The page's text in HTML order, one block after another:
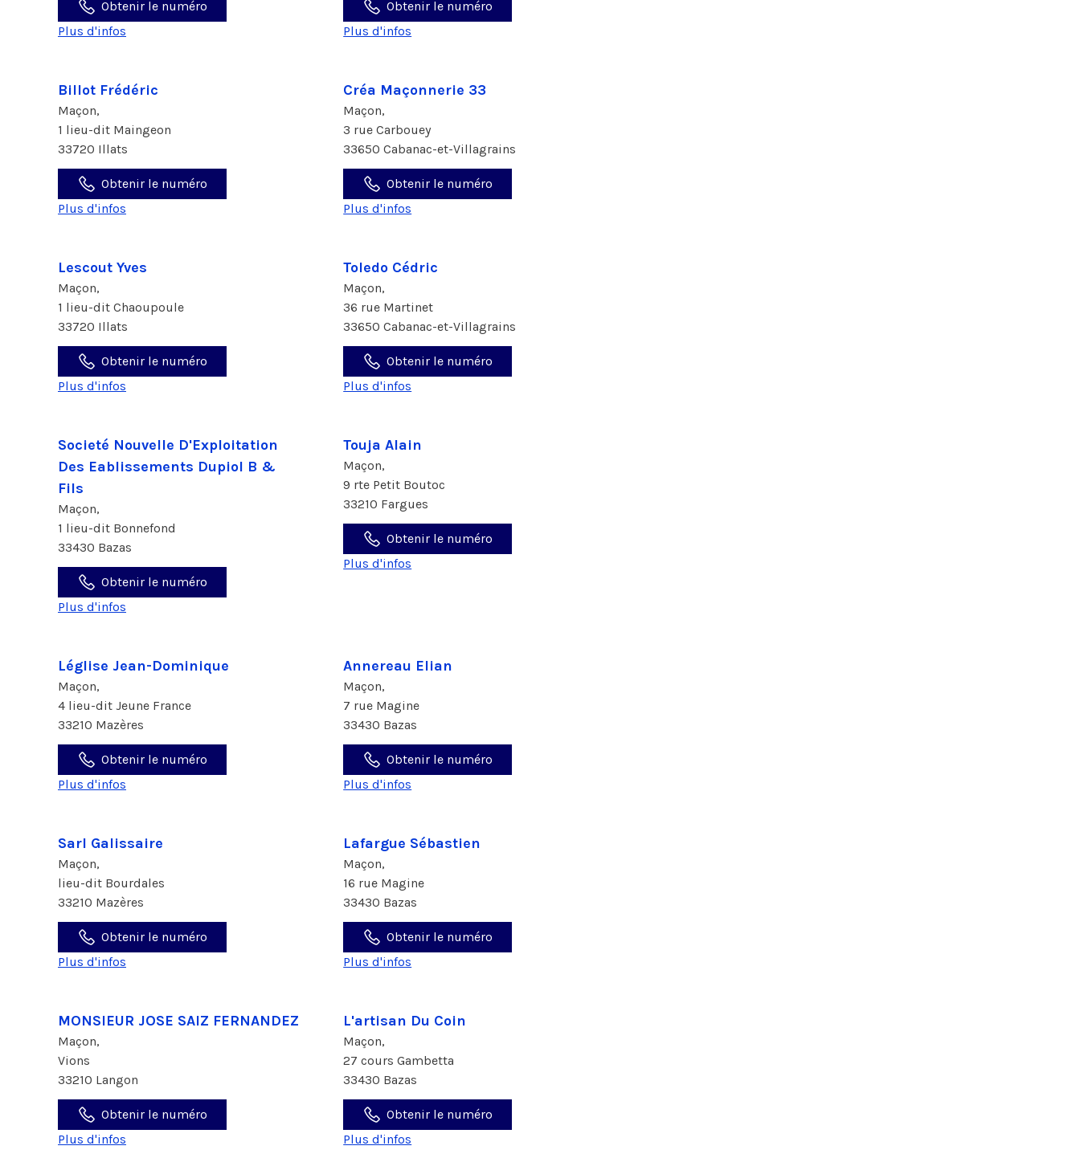
Obtenir le numéro
Plus d'infos
Obtenir le numéro
Plus d'infos
Billot Frédéric
Maçon,
1 lieu-dit Maingeon
33720 Illats
Obtenir le numéro
Plus d'infos
Créa Maçonnerie 33
Maçon,
3 rue Carbouey
33650 Cabanac-et-Villagrains
Obtenir le numéro
Plus d'infos
Lescout Yves
Maçon,
1 lieu-dit Chaoupoule
33720 Illats
Obtenir le numéro
Plus d'infos
Toledo Cédric
Maçon,
36 rue Martinet
33650 Cabanac-et-Villagrains
Obtenir le numéro
Plus d'infos
Societé Nouvelle D'Exploitation
Des Eablissements Dupiol B &
Fils
Maçon,
1 lieu-dit Bonnefond
33430 Bazas
Obtenir le numéro
Plus d'infos
Touja Alain
Maçon,
9 rte Petit Boutoc
33210 Fargues
Obtenir le numéro
Plus d'infos
Léglise Jean-Dominique
Maçon,
4 lieu-dit Jeune France
33210 Mazères
Obtenir le numéro
Plus d'infos
Annereau Elian
Maçon,
7 rue Magine
33430 Bazas
Obtenir le numéro
Plus d'infos
Sarl Galissaire
Maçon,
lieu-dit Bourdales
33210 Mazères
Obtenir le numéro
Plus d'infos
Lafargue Sébastien
Maçon,
16 rue Magine
33430 Bazas
Obtenir le numéro
Plus d'infos
MONSIEUR JOSE SAIZ FERNANDEZ
Maçon,
Vions
33210 Langon
Obtenir le numéro
Plus d'infos
L'artisan Du Coin
Maçon,
27 cours Gambetta
33430 Bazas
Obtenir le numéro
Plus d'infos